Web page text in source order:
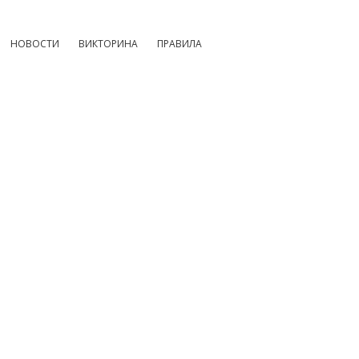
НОВОСТИ ВИКТОРИНА ПРАВИЛА